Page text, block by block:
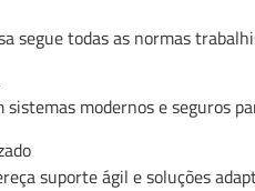
segue todas as normas
modernos e seguros
suporte ágil e soluções